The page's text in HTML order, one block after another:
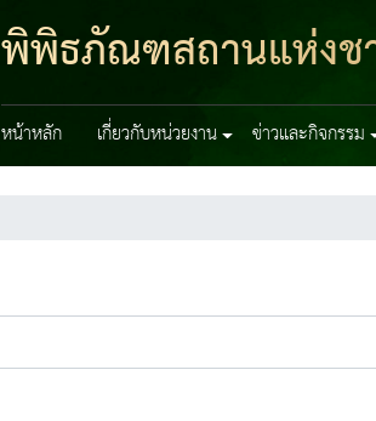
พิพิธภัณฑสถานแห่งช
หน้าหลัก เกี่ยวกับหน่วยงาน ข่าวและกิจกรรม